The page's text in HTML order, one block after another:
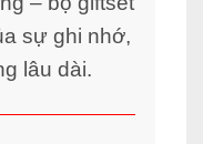
sự ghi nhớ,
lâu dài.